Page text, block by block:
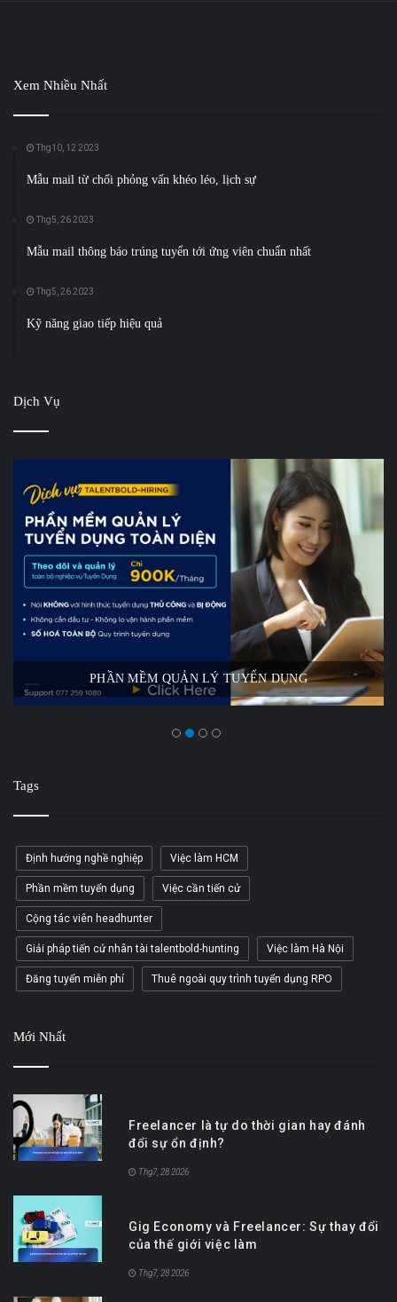
Xem Nhiều Nhất
Thg10, 12 2023
Mẫu mail từ chối phỏng vấn khéo léo, lịch sự
Thg5, 26 2023
Mẫu mail thông báo trúng tuyển tới ứng viên chuẩn nhất
Thg5, 26 2023
Kỹ năng giao tiếp hiệu quả
Dịch Vụ
PHẦN MỀM QUẢN LÝ TUYỂN DỤNG
Tags
Định hướng nghề nghiệp Việc làm HCM
Phần mềm tuyển dụng Việc cần tiến cử
Cộng tác viên headhunter
Giải pháp tiến cử nhân tài talentbold-hunting Việc làm Hà Nội
Đăng tuyển miễn phí Thuê ngoài quy trình tuyển dụng RPO
Mới Nhất
Freelancer là tự do thời gian hay đánh
đổi sự ổn định?
Thg7, 28 2026
Gig Economy và Freelancer: Sự thay đổi
của thế giới việc làm
Thg7, 28 2026